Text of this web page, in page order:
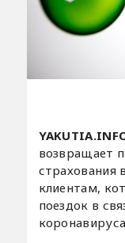
возвращает
страхования
клиентам,
поездок в